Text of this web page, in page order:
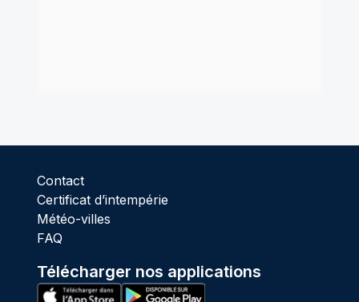
Contact
Certificat d’intempérie
Météo-villes
FAQ
Télécharger nos applications